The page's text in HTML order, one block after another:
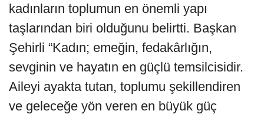
kadınların toplumun en önemli yapı
taşlarından biri olduğunu belirtti. Başkan
Şehirli “Kadın; emeğin, fedakârlığın,
sevginin ve hayatın en güçlü temsilcisidir.
Aileyi ayakta tutan, toplumu şekillendiren
ve geleceğe yön veren en büyük güç